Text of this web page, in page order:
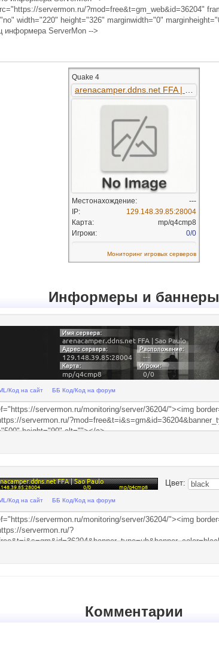
Информеры и баннеры
Код на сайт ББ Код/Код на форум
Цвет:
Код на сайт ББ Код/Код на форум
Комментарии